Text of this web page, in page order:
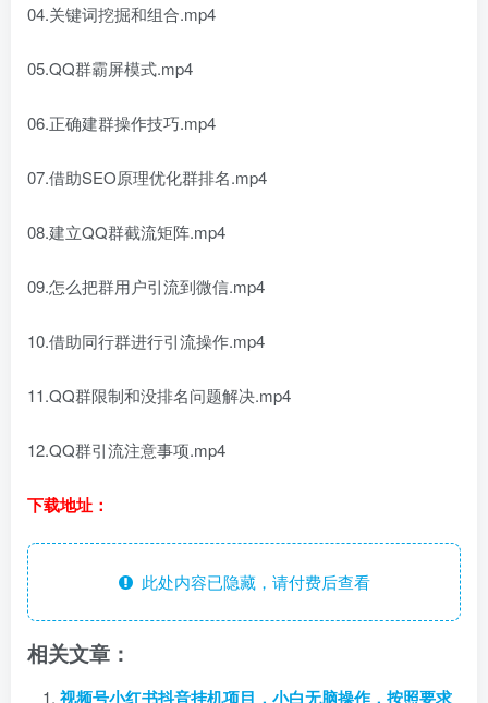
04.关键词挖掘和组合.mp4
05.QQ群霸屏模式.mp4
06.正确建群操作技巧.mp4
07.借助SEO原理优化群排名.mp4
08.建立QQ群截流矩阵.mp4
09.怎么把群用户引流到微信.mp4
10.借助同行群进行引流操作.mp4
11.QQ群限制和没排名问题解决.mp4
12.QQ群引流注意事项.mp4
下载地址：
此处内容已隐藏，请付费后查看
相关文章：
视频号小红书抖音挂机项目，小白无脑操作，按照要求